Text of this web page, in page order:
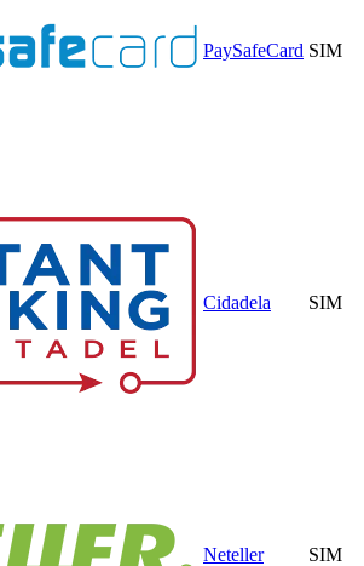
PaySafeCard SIM
Cidadela SIM
Neteller SIM